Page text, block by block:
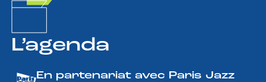
L’agenda
En partenariat avec Paris Jazz